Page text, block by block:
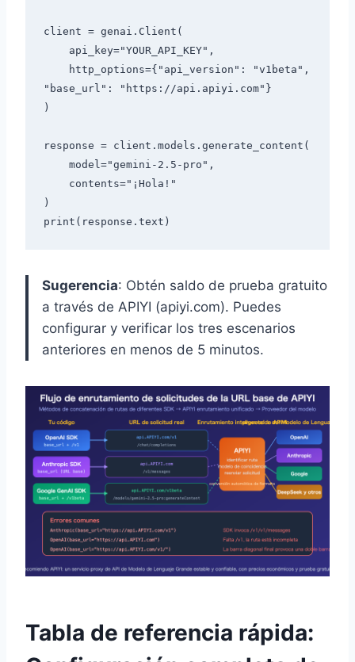
client = genai.Client(
"base_url": "https://api.apiyi.com"}
)
response = client.models.generate_content(
)
Sugerencia: Obtén saldo de prueba gratuito
a través de APIYI (apiyi.com). Puedes
configurar y verificar los tres escenarios
anteriores en menos de 5 minutos.
Tabla de referencia rápida: